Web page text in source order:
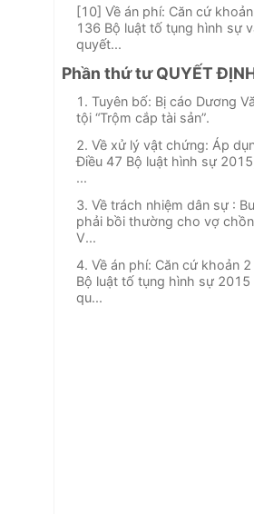
[10] Về án phí: Căn cứ
136 Bộ luật tố tụng hình sự
quyết...
Phần thứ tư QUYẾT
1. Tuyên bố: Bị cáo Dương
tội “Trộm cắp tài sản”.
2. Về xử lý vật chứng: Áp
Điều 47 Bộ luật hình sự
...
3. Về trách nhiệm dân sự :
phải bồi thường cho vợ
V...
4. Về án phí: Căn cứ khoản
Bộ luật tố tụng hình sự 2015
qu...